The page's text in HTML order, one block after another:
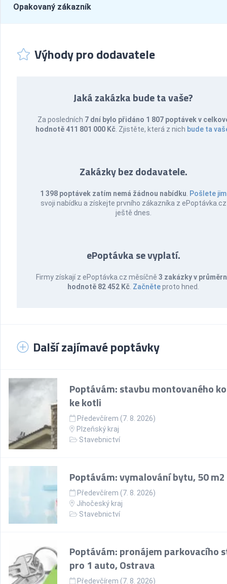
Opakovaný zákazník
Výhody pro dodavatele
Jaká zakázka bude ta vaše?
Za posledních 7 dní bylo přidáno 1 807 poptávek v
hodnotě 411 801 000 Kč . Zjistěte, která z nich bude ta
Zakázky bez dodavatele.
1 398 poptávek zatím nemá žádnou nabídku Pošlete jim
svoji nabídku a získejte prvního zákazníka z ePoptávka.cz
ještě dnes.
ePoptávka se vyplatí.
Firmy získají z ePoptávka.cz měsíčně 3 zakázky v
hodnotě 82 452 Kč Začněteproto hned.
Další zajímavé poptávky
Poptávám: stavbu montovaného
ke kotli
Předevčírem (7. 8. 2026)
Plzeňský kraj
Stavebnictví
Poptávám: vymalování bytu, 50 m2
Předevčírem (7. 8. 2026)
Jihočeský kraj
Stavebnictví
Poptávám: pronájem parkovacího
pro 1 auto, Ostrava
Předevčírem (7. 8. 2026)